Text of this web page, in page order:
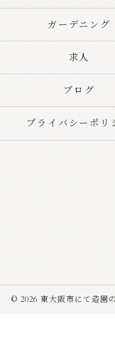
ガーデニング
求人
ブログ
プライバシーポリ
© 2026 東大阪市にて造園